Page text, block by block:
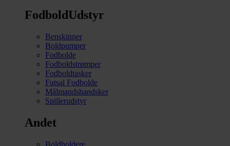
FodboldUdstyr
Benskinner
Boldpumper
Fodbolde
Fodboldstrømper
Fodboldtasker
Futsal Fodbolde
Målmandshandsker
Spillerudstyr
Andet
Boldholdere